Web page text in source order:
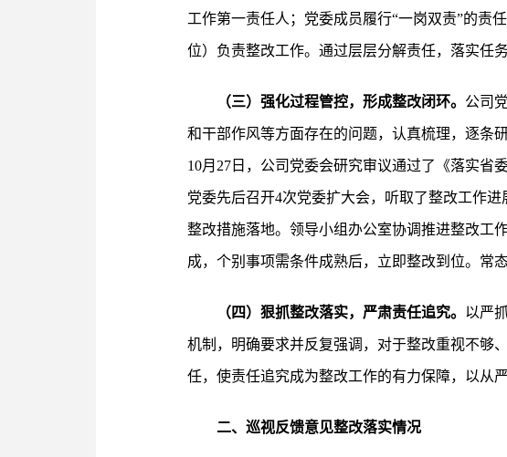
工作第一责任人；党委成员履行“一岗双责”的责
位）负责整改工作。通过层层分解责任，落实任
（三）强化过程管控，形成整改闭环。 公司
和干部作风等方面存在的问题，认真梳理，逐条
10月27日，公司党委会研究审议通过了《落实省
党委先后召开4次党委扩大会，听取了整改工作
整改措施落地。领导小组办公室协调推进整改工
成，个别事项需条件成熟后，立即整改到位。常
（四）狠抓整改落实，严肃责任追究。 以严
机制，明确要求并反复强调，对于整改重视不够
任，使责任追究成为整改工作的有力保障，以从
二、巡视反馈意见整改落实情况